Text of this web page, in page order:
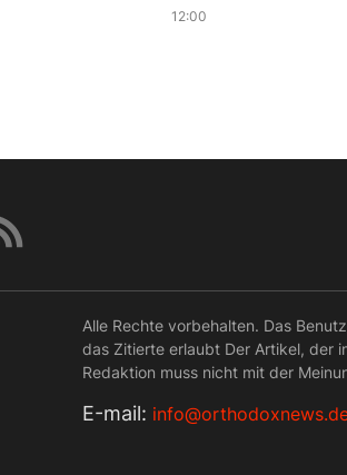
12:00
Alle Rechte vorbehalten. Das
das Zitierte erlaubt Der Artikel, der
Redaktion muss nicht mit der
Е-mail: